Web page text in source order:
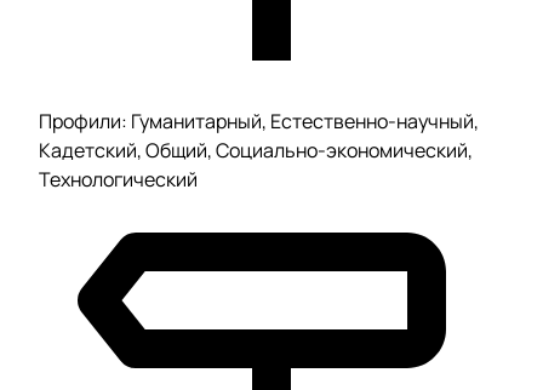
Профили: Гуманитарный, Естественно-научный,
Кадетский, Общий, Социально-экономический,
Технологический